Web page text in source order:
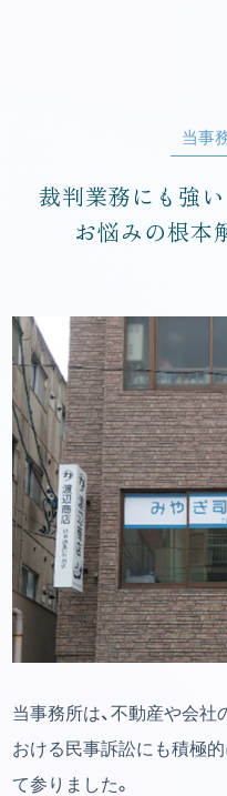
当事
裁判業務にも強
お悩みの根本
当事務所は、不動産や会社
おける民事訴訟にも積極
て参りました。